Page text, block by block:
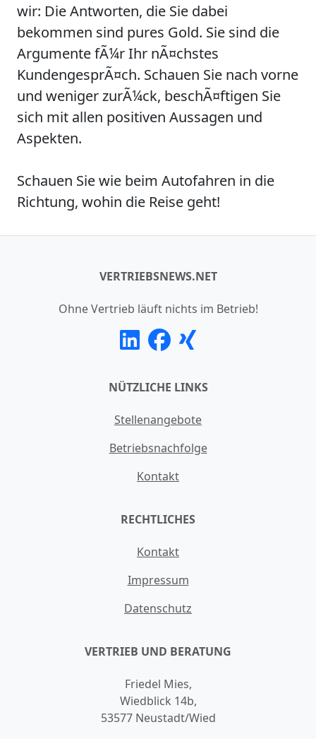
wir: Die Antworten, die Sie dabei
bekommen sind pures Gold. Sie sind die
Argumente fÃ¼r Ihr nÃ¤chstes
KundengesprÃ¤ch. Schauen Sie nach vorne
und weniger zurÃ¼ck, beschÃ¤ftigen Sie
sich mit allen positiven Aussagen und
Aspekten.
Schauen Sie wie beim Autofahren in die
Richtung, wohin die Reise geht!
VERTRIEBSNEWS.NET
Ohne Vertrieb läuft nichts im Betrieb!
NÜTZLICHE LINKS
Stellenangebote
Betriebsnachfolge
Kontakt
RECHTLICHES
Kontakt
Impressum
Datenschutz
VERTRIEB UND BERATUNG
Friedel Mies,
Wiedblick 14b,
53577 Neustadt/Wied